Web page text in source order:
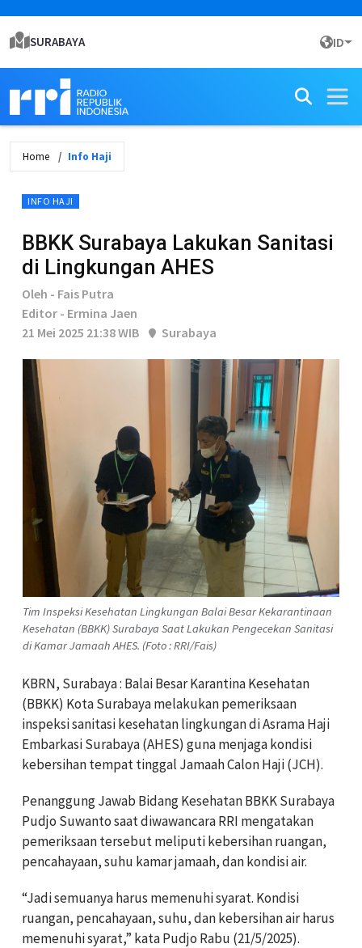
SURABAYA ID
Home Info Haji
INFO HAJI
BBKK Surabaya Lakukan Sanitasi
di Lingkungan AHES
Oleh - Fais Putra
Editor - Ermina Jaen
21 Mei 2025 21:38 WIB
Surabaya
Tim Inspeksi Kesehatan Lingkungan Balai Besar Kekarantinaan
Kesehatan (BBKK) Surabaya Saat Lakukan Pengecekan Sanitasi
di Kamar Jamaah AHES. (Foto : RRI/Fais)
KBRN, Surabaya : Balai Besar Karantina Kesehatan
(BBKK) Kota Surabaya melakukan pemeriksaan
inspeksi sanitasi kesehatan lingkungan di Asrama Haji
Embarkasi Surabaya (AHES) guna menjaga kondisi
kebersihan tempat tinggal Jamaah Calon Haji (JCH).
Penanggung Jawab Bidang Kesehatan BBKK Surabaya
Pudjo Suwanto saat diwawancara RRI mengatakan
pemeriksaan tersebut meliputi kebersihan ruangan,
pencahayaan, suhu kamar jamaah, dan kondisi air.
“Jadi semuanya harus memenuhi syarat. Kondisi
ruangan, pencahayaan, suhu, dan kebersihan air harus
memenuhi syarat,” kata Pudjo Rabu (21/5/2025).